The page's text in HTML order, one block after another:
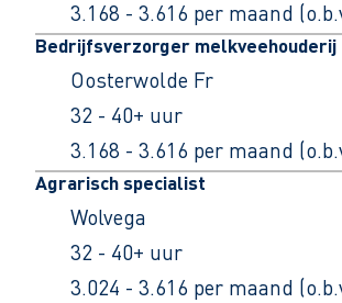
3.168 - 3.616 per maand
Bedrijfsverzorger melkveehouderij
Oosterwolde Fr
32 - 40+ uur
3.168 - 3.616 per maand
Agrarisch specialist
Wolvega
32 - 40+ uur
3.024 - 3.616 per maand